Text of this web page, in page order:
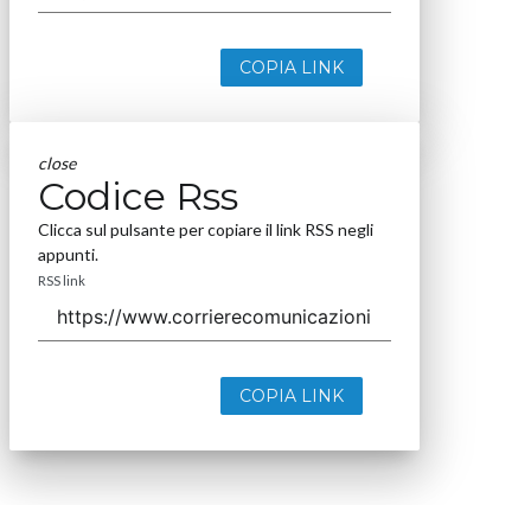
COPIA LINK
close
Codice Rss
Clicca sul pulsante per copiare il link RSS negli
appunti.
RSS link
COPIA LINK